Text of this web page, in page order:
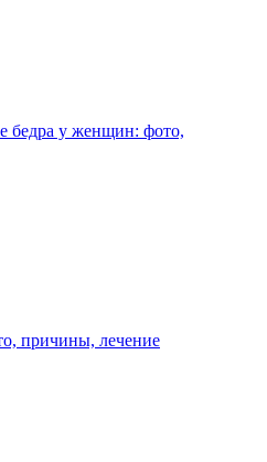
бедра у женщин: фото,
причины, лечение